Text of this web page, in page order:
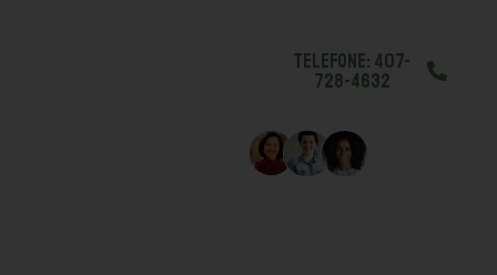
TELEFONE: 407-
728-4632